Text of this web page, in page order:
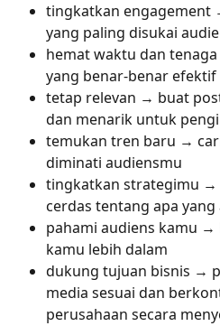
tingkatkan engagement
yang paling disukai
hemat waktu dan
yang benar-benar efektif
tetap relevan → buat
dan menarik untuk
temukan tren baru →
diminati audiensmu
tingkatkan strategimu →
cerdas tentang apa
pahami audiens kamu
kamu lebih dalam
dukung tujuan bisnis →
media sesuai dan
perusahaan secara